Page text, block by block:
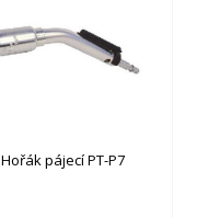
Hořák pájecí PT-P7